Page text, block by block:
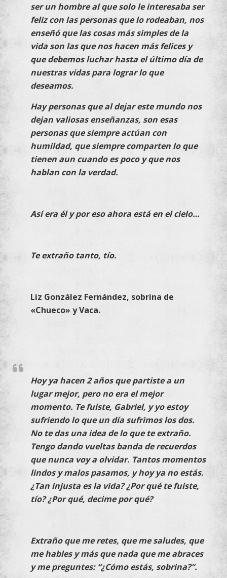
ser un hombre al que solo le interesaba ser
feliz con las personas que lo rodeaban, nos
enseñó que las cosas más simples de la
vida son las que nos hacen más felices y
que debemos luchar hasta el último día de
nuestras vidas para lograr lo que
deseamos.
Hay personas que al dejar este mundo nos
dejan valiosas enseñanzas, son esas
personas que siempre actúan con
humildad, que siempre comparten lo que
tienen aun cuando es poco y que nos
hablan con la verdad.
Así era él y por eso ahora está en el cielo…
Te extraño tanto, tío.
Liz González Fernández, sobrina de
«Chueco» y Vaca.
Hoy ya hacen 2 años que partiste a un
lugar mejor, pero no era el mejor
momento. Te fuiste, Gabriel, y yo estoy
sufriendo lo que un día sufrimos los dos.
No te das una idea de lo que te extraño.
Tengo dando vueltas banda de recuerdos
que nunca voy a olvidar. Tantos momentos
lindos y malos pasamos, y hoy ya no estás.
¿Tan injusta es la vida? ¿Por qué te fuiste,
tío? ¿Por qué, decime por qué?
Extraño que me retes, que me saludes, que
me hables y más que nada que me abraces
y me preguntes: “¿Cómo estás, sobrina?”.